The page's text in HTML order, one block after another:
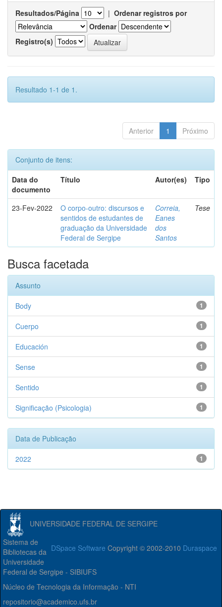
Resultados/Página | Ordenar registros por
Ordenar
Registro(s)
Resultado 1-1 de 1.
Anterior 1 Próximo
Conjunto de itens:
Data do
documento
Título Autor(es) Tipo
23-Fev-2022
O corpo-outro: discursos e
sentidos de estudantes de
graduação da Universidade
Federal de Sergipe
Correia,
Eanes
dos
Santos
Tese
Busca facetada
Assunto
1
Body
1
Cuerpo
1
Educación
1
Sense
1
Sentido
1
Significação (Psicologia)
Data de Publicação
1
2022
UNIVERSIDADE FEDERAL DE SERGIPE
DSpace Software Copyright © 2002-2010 Duraspace
Sistema de
Bibliotecas da
Universidade
Federal de Sergipe - SIBIUFS
Núcleo de Tecnologia da Informação - NTI
repositorio@academico.ufs.br